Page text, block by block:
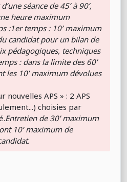
séance de 45’ à 90’,
heure maximum
:1er temps : 10’ maximum
candidat pour un bilan de
pédagogiques, techniques
: dans la limite des 60’
les 10’ maximum dévolues
nouvelles APS » : 2 APS
choisies par
Entretien de 30’ maximum
10’ maximum de